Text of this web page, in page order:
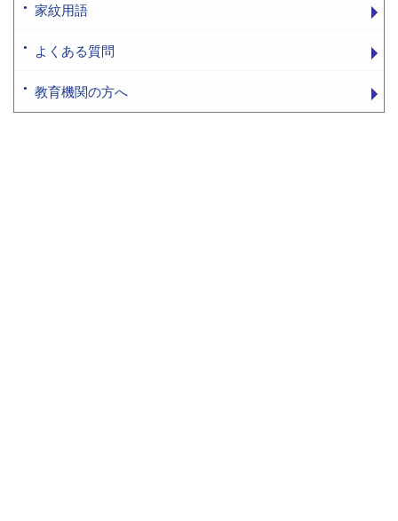
家紋用語
よくある質問
教育機関の方へ